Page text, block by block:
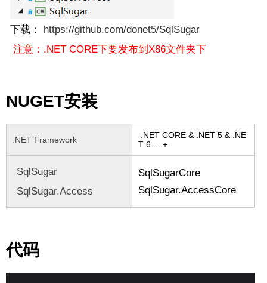
下载： https://github.com/donet5/SqlSugar
注意：.NET CORE下要发布到X86文件夹下
NUGET安装
.NET Framework
.NET CORE & .NET 5 & .NE
T 6 ....+
SqlSugar
SqlSugar.Access
SqlSugarCore
SqlSugar.AccessCore
代码